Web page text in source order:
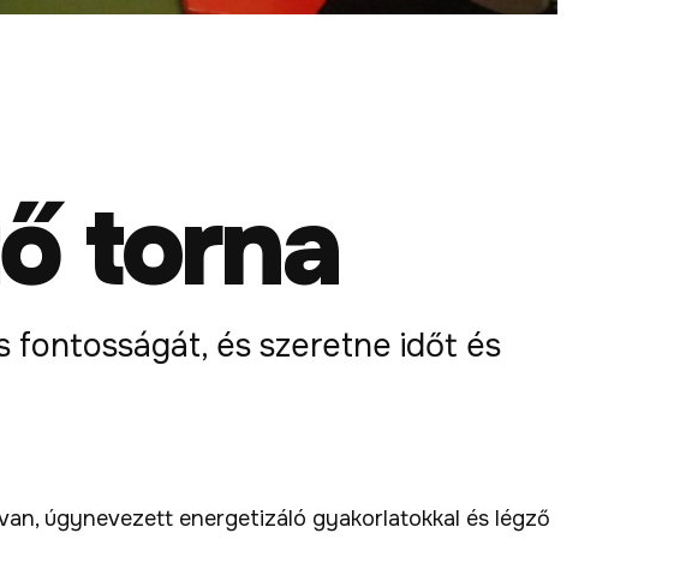
torna
fontosságát, és szeretne időt és
úgynevezett energetizáló gyakorlatokkal és légző